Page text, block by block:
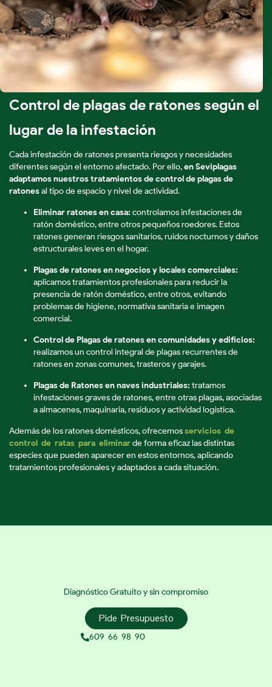
Control de plagas de ratones según el
lugar de la infestación
Cada infestación de ratones presenta riesgos y necesidades
diferentes según el entorno afectado. Por ello,en Seviplagas
adaptamos nuestros tratamientos de control de plagas de
ratonesal tipo de espacio y nivel de actividad.
Eliminar ratones en casa: controlamos infestaciones de
ratón doméstico, entre otros pequeños roedores. Estos
ratones generan riesgos sanitarios, ruidos nocturnos y daños
estructurales leves en el hogar.
Plagas de ratones en negocios y locales comerciales:
aplicamos tratamientos profesionales para reducir la
presencia de ratón doméstico, entre otros, evitando
problemas de higiene, normativa sanitaria e imagen
comercial.
Control de Plagas de ratones en comunidades y edificios:
realizamos un control integral de plagas recurrentes de
ratones en zonas comunes, trasteros y garajes.
Plagas de Ratones en naves industriales: tratamos
infestaciones graves de ratones, entre otras plagas, asociadas
a almacenes, maquinaria, residuos y actividad logística.
Además de los ratones domésticos, ofrecemosservicios de
control de ratas para eliminarde forma eficaz las distintas
especies que pueden aparecer en estos entornos, aplicando
tratamientos profesionales y adaptados a cada situación.
Diagnóstico Gratuito y sin compromiso
Pide Presupuesto
609 66 98 90